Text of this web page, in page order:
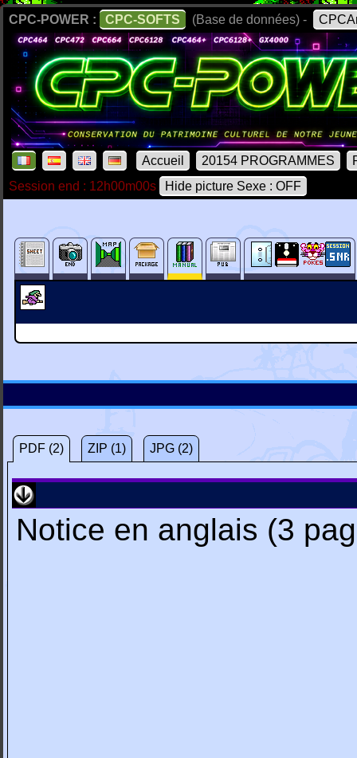
CPC-POWER : CPC-SOFTS (Base de données) -
Accueil 20154 PROGRAMMES
Session end : 12h00m00s
Hide picture Sexe : OFF
PDF (2) ZIP (1) JPG (2)
Notice en anglais (3